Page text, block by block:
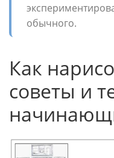
обычного.
Как
советы и